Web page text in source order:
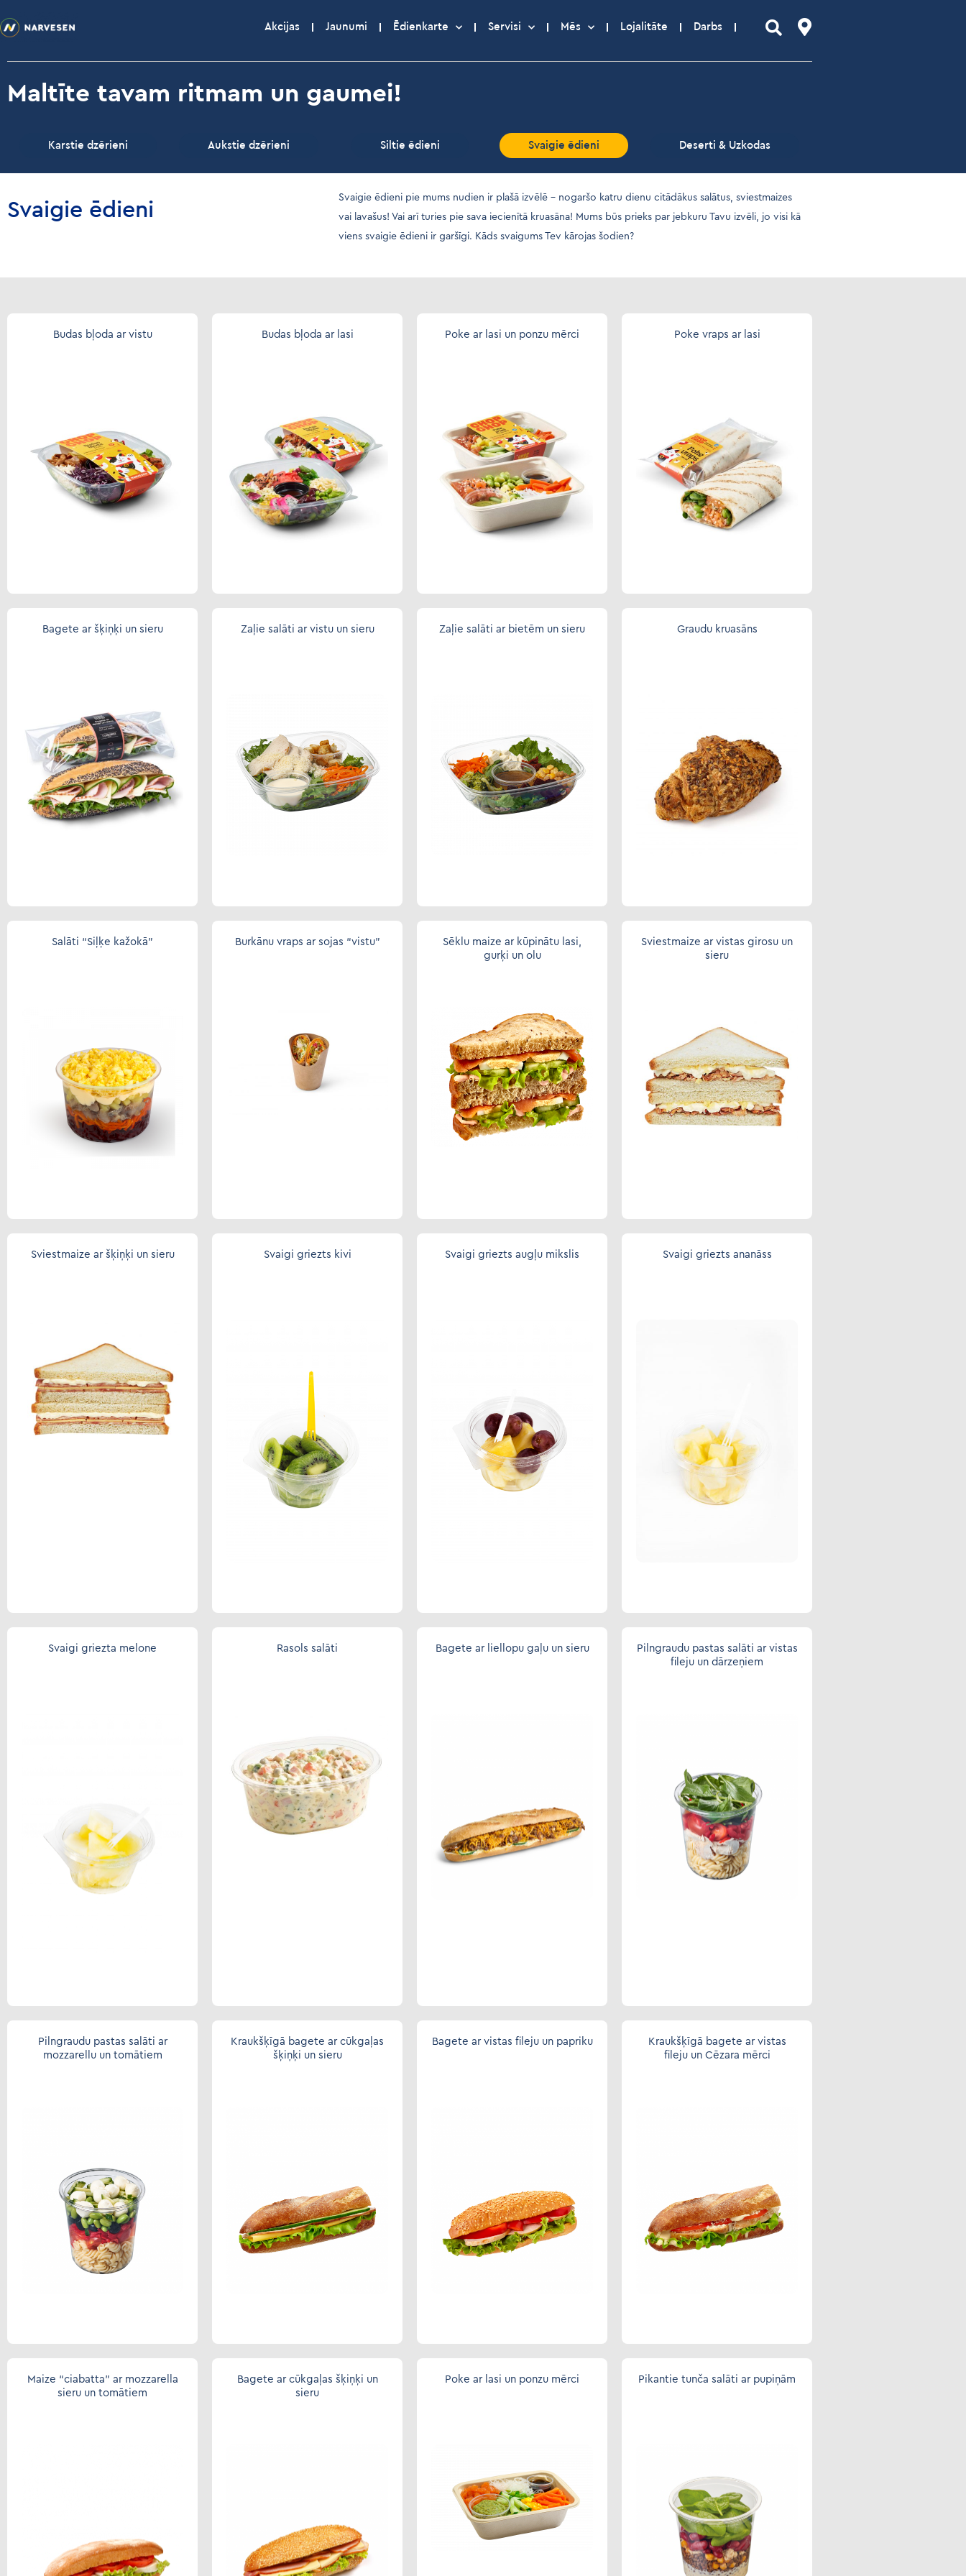
Akcijas Jaunumi Ēdienkarte Servisi Mēs Lojalitāte Darbs
Maltīte tavam ritmam un gaumei!
Karstie dzērieni Aukstie dzērieni Siltie ēdieni Svaigie ēdieni Deserti & Uzkodas
Svaigie ēdieni
Svaigie ēdieni pie mums nudien ir plašā izvēlē – nogaršo katru dienu citādākus salātus, sviestmaizes
vai lavašus! Vai arī turies pie sava iecienītā kruasāna! Mums būs prieks par jebkuru Tavu izvēli, jo visi kā
viens svaigie ēdieni ir garšīgi. Kāds svaigums Tev kārojas šodien?
Budas bļoda ar vistu Budas bļoda ar lasi Poke ar lasi un ponzu mērci Poke vraps ar lasi
Bagete ar šķiņķi un sieru Zaļie salāti ar vistu un sieru Zaļie salāti ar bietēm un sieru Graudu kruasāns
Salāti “Siļķe kažokā” Burkānu vraps ar sojas “vistu”
Sēklu maize ar kūpinātu lasi,
gurķi un olu
Sviestmaize ar vistas girosu un
sieru
Sviestmaize ar šķiņķi un sieru Svaigi griezts kivi Svaigi griezts augļu mikslis Svaigi griezts ananāss
Svaigi griezta melone Rasols salāti Bagete ar liellopu gaļu un sieru
Pilngraudu pastas salāti ar vistas
fileju un dārzeņiem
Pilngraudu pastas salāti ar
mozzarellu un tomātiem
Kraukšķīgā bagete ar cūkgaļas
šķiņķi un sieru
Bagete ar vistas fileju un papriku
Kraukšķīgā bagete ar vistas
fileju un Cēzara mērci
Maize “ciabatta” ar mozzarella
sieru un tomātiem
Bagete ar cūkgaļas šķiņķi un
sieru
Poke ar lasi un ponzu mērci Pikantie tunča salāti ar pupiņām